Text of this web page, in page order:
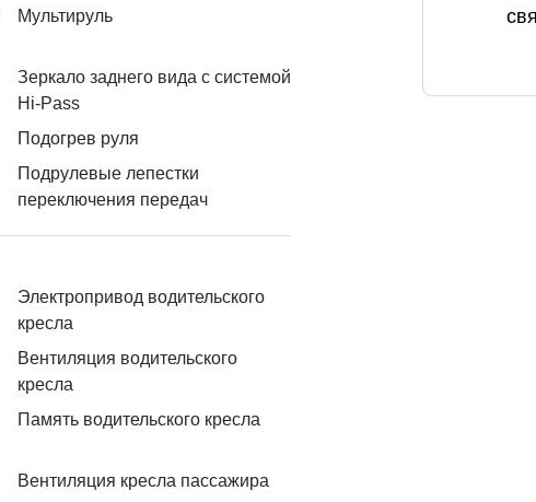
Мультируль
Зеркало заднего вида с системой
Hi-Pass
Подогрев руля
Подрулевые лепестки
переключения передач
Электропривод водительского
кресла
Вентиляция водительского
кресла
Память водительского кресла
Вентиляция кресла пассажира